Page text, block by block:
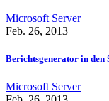
Microsoft Server
Feb. 26, 2013
Berichtsgenerator in den
Microsoft Server